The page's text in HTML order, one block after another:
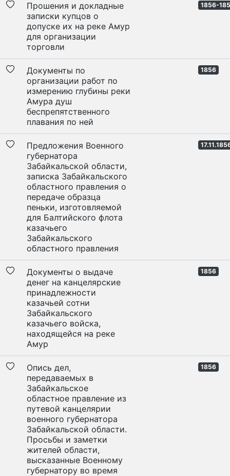
Прошения и докладные
записки купцов о
допуске их на реке Амур
для организации
торговли
1856-
Документы по
организации работ по
измерению глубины реки
Амура душ
беспрепятственного
плавания по ней
1856
Предложения Военного
губернатора
Забайкальской области,
записка Забайкальского
областного правления о
передаче образца
пеньки, изготовляемой
для Балтийского флота
казачьего
Забайкальского
областного правления
Документы о выдаче
денег на канцелярские
принадлежности
казачьей сотни
Забайкальского
казачьего войска,
находящейся на реке
Амур
1856
Опись дел,
передаваемых в
Забайкальское
областное правление из
путевой канцелярии
военного губернатора
Забайкальской области.
Просьбы и заметки
жителей области,
высказанные Военному
губернатору во время
1856